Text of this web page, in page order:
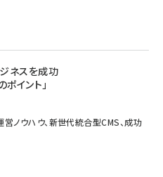
ネスを成功
イント」
ノウハウ、新世代統合型CMS、成功